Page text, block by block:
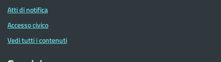
Atti di notifica
Accesso civico
Vedi tutti i contenuti